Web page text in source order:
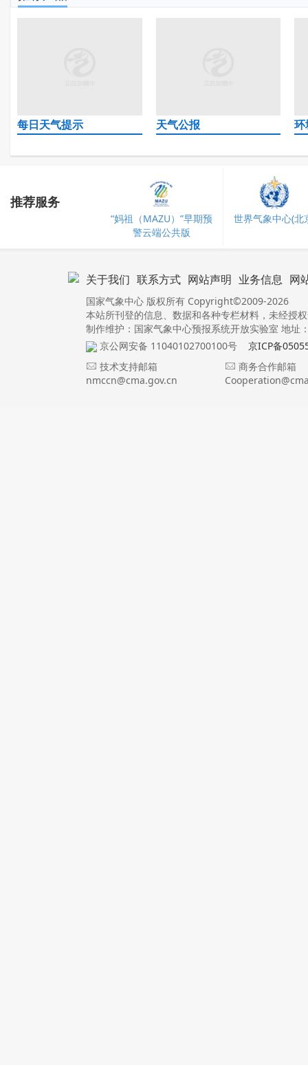
每日天气提示 天气公报
推荐服务
“妈祖（MAZU）”早期预
警云端公共版
世界气象中心(北
关于我们 联系方式 网站声明 业务信息 网
国家气象中心 版权所有 Copyright©2009-2026
本站所刊登的信息、数据和各种专栏材料，未经授
制作维护：国家气象中心预报系统开放实验室 地址
京公网安备 11040102700100号
京ICP备
技术支持邮箱
nmccn@cma.gov.cn
商务合作邮箱